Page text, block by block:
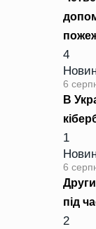
4
6
В
1
6
під
2